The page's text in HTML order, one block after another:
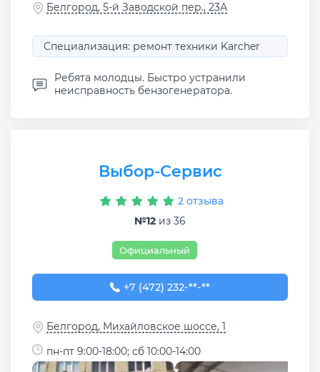
Белгород, 5-й Заводской пер., 23А
Специализация: ремонт техники Karcher
Ребята молодцы. Быстро устранили
неисправность бензогенератора.
Выбор-Сервис
2 отзыва
№12 из 36
Официальный
+7 (472) 232-65-92
+7 (472) 232-**-**
Белгород, Михайловское шоссе, 1
пн-пт 9:00-18:00; сб 10:00-14:00